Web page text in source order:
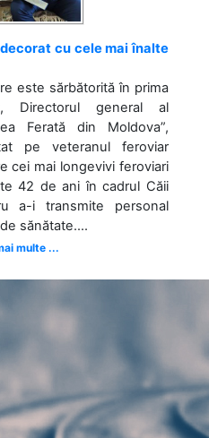
cu cele mai înalte
este sărbătorită în prima
Directorul general al
Ferată din Moldova”,
pe veteranul feroviar
cei mai longevivi feroviari
42 de ani în cadrul Căii
a-i transmite personal
sănătate....
multe ...